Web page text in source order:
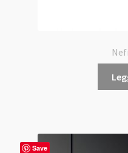
Save